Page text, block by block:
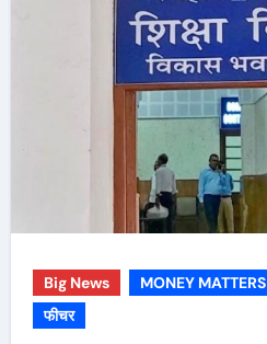
Big News MONEY MATTERS
फीचर